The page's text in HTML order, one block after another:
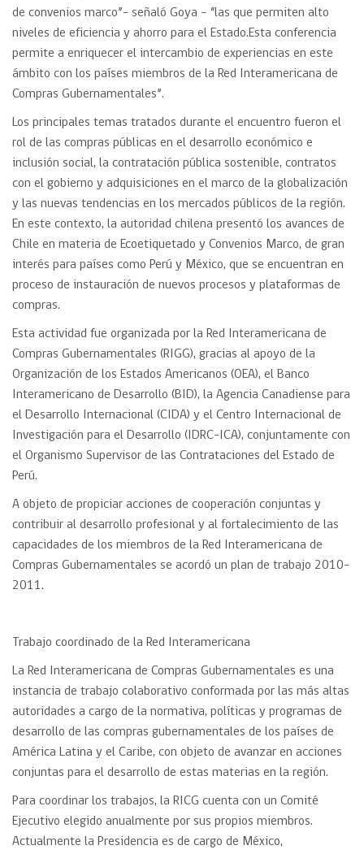
de convenios marco”- señaló Goya – “las que permiten alto
niveles de eficiencia y ahorro para el Estado.Esta conferencia
permite a enriquecer el intercambio de experiencias en este
ámbito con los países miembros de la Red Interamericana de
Compras Gubernamentales”.
Los principales temas tratados durante el encuentro fueron el
rol de las compras públicas en el desarrollo económico e
inclusión social, la contratación pública sostenible, contratos
con el gobierno y adquisiciones en el marco de la globalización
y las nuevas tendencias en los mercados públicos de la región.
En este contexto, la autoridad chilena presentó los avances de
Chile en materia de Ecoetiquetado y Convenios Marco, de gran
interés para países como Perú y México, que se encuentran en
proceso de instauración de nuevos procesos y plataformas de
compras.
Esta actividad fue organizada por la Red Interamericana de
Compras Gubernamentales (RIGG), gracias al apoyo de la
Organización de los Estados Americanos (OEA), el Banco
Interamericano de Desarrollo (BID), la Agencia Canadiense para
el Desarrollo Internacional (CIDA) y el Centro Internacional de
Investigación para el Desarrollo (IDRC-ICA), conjuntamente con
el Organismo Supervisor de las Contrataciones del Estado de
Perú.
A objeto de propiciar acciones de cooperación conjuntas y
contribuir al desarrollo profesional y al fortalecimiento de las
capacidades de los miembros de la Red Interamericana de
Compras Gubernamentales se acordó un plan de trabajo 2010-
2011.
Trabajo coordinado de la Red Interamericana
La Red Interamericana de Compras Gubernamentales es una
instancia de trabajo colaborativo conformada por las más altas
autoridades a cargo de la normativa, políticas y programas de
desarrollo de las compras gubernamentales de los países de
América Latina y el Caribe, con objeto de avanzar en acciones
conjuntas para el desarrollo de estas materias en la región.
Para coordinar los trabajos, la RICG cuenta con un Comité
Ejecutivo elegido anualmente por sus propios miembros.
Actualmente la Presidencia es de cargo de México,